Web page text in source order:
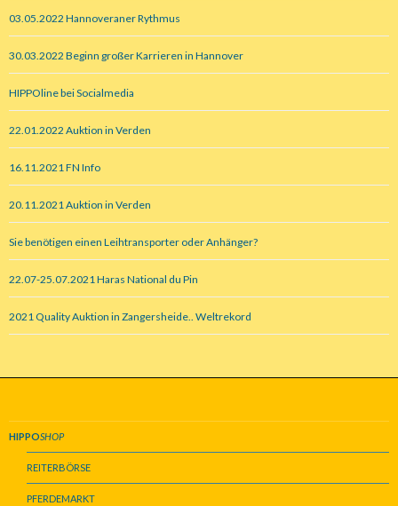
03.05.2022 Hannoveraner Rythmus
30.03.2022 Beginn großer Karrieren in Hannover
HIPPOline bei Socialmedia
22.01.2022 Auktion in Verden
16.11.2021 FN Info
20.11.2021 Auktion in Verden
Sie benötigen einen Leihtransporter oder Anhänger?
22.07-25.07.2021 Haras National du Pin
2021 Quality Auktion in Zangersheide.. Weltrekord
HIPPOSHOP
REITERBÖRSE
PFERDEMARKT